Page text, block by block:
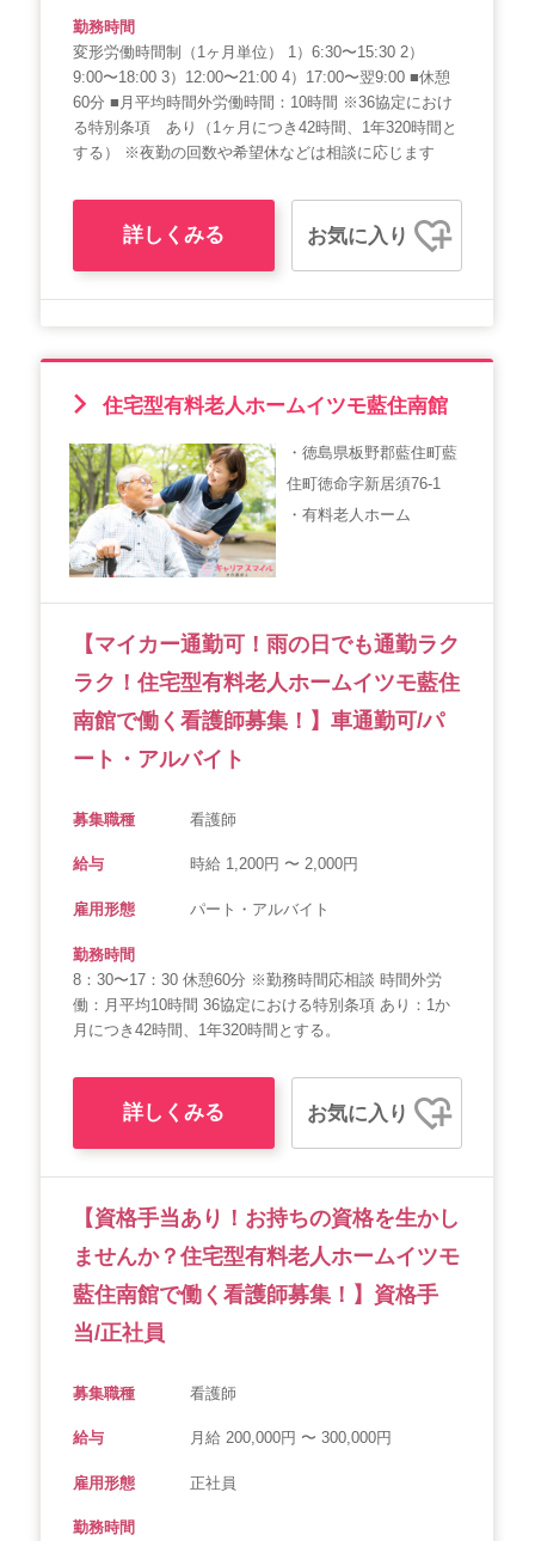
勤務時間
変形労働時間制（1ヶ月単位） 1）6:30〜15:30 2）
9:00〜18:00 3）12:00〜21:00 4）17:00〜翌9:00 ■休憩
60分 ■月平均時間外労働時間：10時間 ※36協定におけ
る特別条項 あり（1ヶ月につき42時間、1年320時間と
する） ※夜勤の回数や希望休などは相談に応じます
詳しくみる お気に入り
住宅型有料老人ホームイツモ藍住南館
・徳島県板野郡藍住町藍
住町徳命字新居須76-1
・有料老人ホーム
【マイカー通勤可！雨の日でも通勤ラク
ラク！住宅型有料老人ホームイツモ藍住
南館で働く看護師募集！】車通勤可/パ
ート・アルバイト
募集職種 看護師
給与 時給 1,200円 〜 2,000円
雇用形態 パート・アルバイト
勤務時間
8：30〜17：30 休憩60分 ※勤務時間応相談 時間外労
働：月平均10時間 36協定における特別条項 あり：1か
月につき42時間、1年320時間とする。
詳しくみる お気に入り
【資格手当あり！お持ちの資格を生かし
ませんか？住宅型有料老人ホームイツモ
藍住南館で働く看護師募集！】資格手
当/正社員
募集職種 看護師
給与 月給 200,000円 〜 300,000円
雇用形態 正社員
勤務時間